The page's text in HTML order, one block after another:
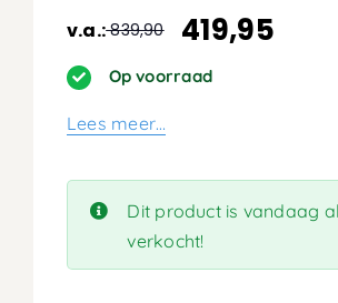
v.a.:839,90
Oorspronkelijke
prijs
was:
839,90.
419,95
Huidige
prijs
is:
419,95.
Op voorraad
Lees meer…
Dit product is vandaag
verkocht!